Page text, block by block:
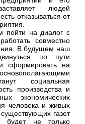
людей
отказываться от
пойти на диалог с
совместно
В будущем наш
по пути
сформировать на
социальная
производства и
экономических
человека и живых
газет
будет не только